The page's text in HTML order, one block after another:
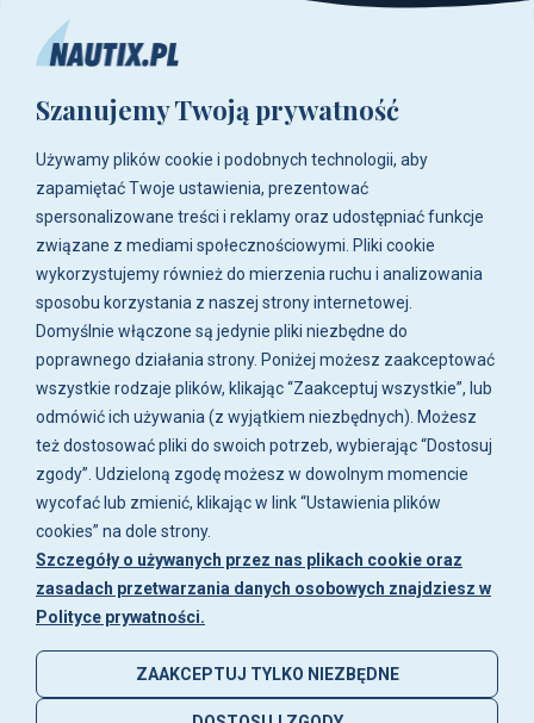
poczta@nautix.pl
+48 515-917-666
+48 783-788-216
ul. Zwoleńska 23,
04-761 Warszawa
Biuro i sklep są czynne:
pn-pt w godz. 8:00 - 16:00.
O firmie Zakupy Moje konto
Artykuły i
galeria
Szanujemy Twoją prywatność
Używamy plików cookie i podobnych technologii, aby
zapamiętać Twoje ustawienia, prezentować
spersonalizowane treści i reklamy oraz udostępniać funkcje
związane z mediami społecznościowymi. Pliki cookie
wykorzystujemy również do mierzenia ruchu i analizowania
sposobu korzystania z naszej strony internetowej.
Domyślnie włączone są jedynie pliki niezbędne do
poprawnego działania strony. Poniżej możesz zaakceptować
wszystkie rodzaje plików, klikając “Zaakceptuj wszystkie”, lub
odmówić ich używania (z wyjątkiem niezbędnych). Możesz
też dostosować pliki do swoich potrzeb, wybierając “Dostosuj
zgody”. Udzieloną zgodę możesz w dowolnym momencie
wycofać lub zmienić, klikając w link “Ustawienia plików
cookies” na dole strony.
Szczegóły o używanych przez nas plikach cookie oraz
zasadach przetwarzania danych osobowych znajdziesz w
Polityce prywatności.
ZAAKCEPTUJ TYLKO NIEZBĘDNE